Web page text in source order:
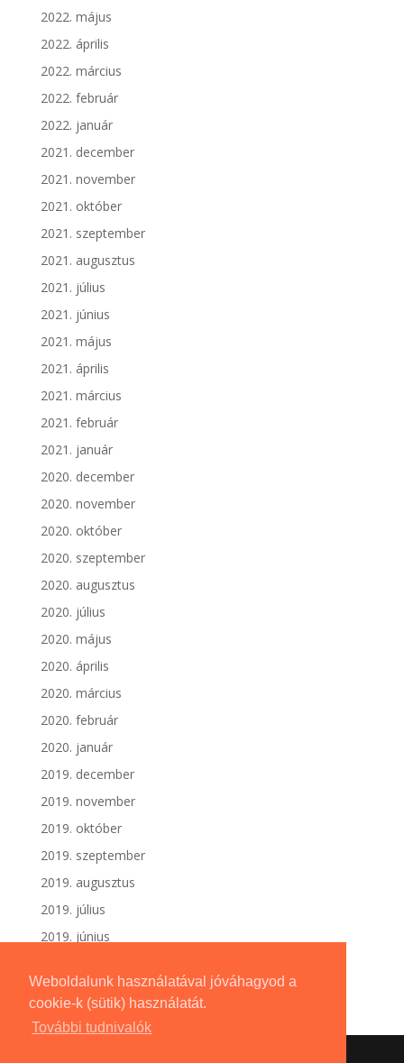
Weboldalunk használatával jóváhagyod a
cookie-k (sütik) használatát.
További tudnivalók
2022. május
2022. április
2022. március
2022. február
2022. január
2021. december
2021. november
2021. október
2021. szeptember
2021. augusztus
2021. július
2021. június
2021. május
2021. április
2021. március
2021. február
2021. január
2020. december
2020. november
2020. október
2020. szeptember
2020. augusztus
2020. július
2020. május
2020. április
2020. március
2020. február
2020. január
2019. december
2019. november
2019. október
2019. szeptember
2019. augusztus
2019. július
2019. június